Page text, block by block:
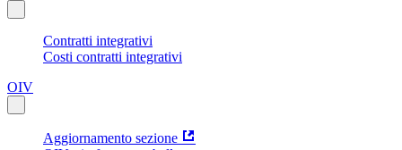
Contratti integrativi
Costi contratti integrativi
OIV
Aggiornamento sezione